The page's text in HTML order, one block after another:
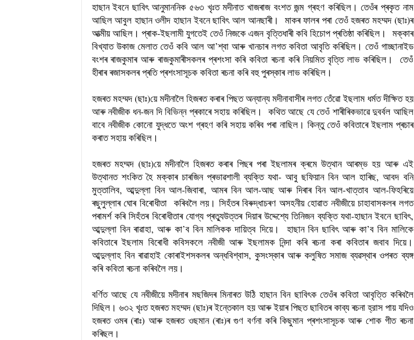
হাছান ইবনে ছাবিৎ আনুমাননিক ৫৬৩ খৃঃত মদীনাত খাজৰাজ বংশত জন্ম গ্ৰহণ কৰিছিল। তেওঁৰ প্ৰকৃত নাম
আছিল আবুল হাছান ওলীদ হাছান ইবনে ছাবিৎ আল আনছাৰী। মাকৰ ফালৰ পৰা তেওঁ হজৰত মহম্মদ (ছাঃ)ৰ
আত্মীয় আছিল। প্ৰাক-ইছলামী যুগতেই তেওঁ নিজকে এজন বৃত্তিধাৰী কবি হিচােপ প্ৰতিষ্ঠা কৰিছিল। মক্কাৰ
বিখ্যাত উকাজ মেলাত তেওঁ কবি আল আ’শ্বা আৰু খানচাৰ লগত কবিতা আবৃতি কৰিছিল। তেওঁ গাচ্ছানাইড
বংশৰ ৰাজকুমাৰ আৰু ৰাজকুমাৰীসকলৰ প্ৰশংসা কৰি কবিতা ৰচনা কৰি নিয়মিত বৃত্তি লাভ কৰিছিল। তেওঁ
হীৰাৰ ৰজাসকলৰ প্ৰতি প্ৰশংসাসূচক কবিতা ৰচনা কৰি বহু পুৰস্কাৰ লাভ কৰিছিল।
হজৰত মহম্মদ (ছাঃ)য়ে মদীনালৈ হিজৰত কৰাৰ পিছত অন্যান্য মদীনাবাসীৰ লগত তেঁৱো ইছলাম ধৰ্মত দীক্ষিত হয়
আৰু নবীজীক ধন-জন দি বিভিন্ন প্ৰকাৰে সহায় কৰিছিল। কথিত আছে যে তেওঁ শাৰীৰিকভাৱে দুবৰ্বল আছিল
বাবে নবীজীক কোনো যুদ্ধতে অংশ গ্ৰহণ কৰি সহায় কৰিব পৰা নাছিল। কিন্তু তেওঁ কবিতাৰে ইছলাম প্ৰচাৰ
কৰাত সহায় কৰিছিল।
হজৰত মহম্মদ (ছাঃ)য়ে মদীনালৈ হিজৰত কৰাৰ পিছৰ পৰা ইছলামৰ ক্ৰমে উত্থান আৰম্ভ হয় আৰু এই
উত্থানত শংকিত হৈ মক্কাৰ চাৰজিন প্ৰভাৱশালী ব্যক্তি যথা- আবু ছফিয়ান বিন আল হাৰিছ, আবদ বনি
মুত্তালিব, আব্দুল্লা বিন আল-জিবাৰা, আমৰ বিন আল-আছ আৰু দিৰাৰ বিন আল-খাত্তাব আল-ফিহৰিয়ে
ৰছুলুল্লাৰ ঘোৰ বিৰোধীতা কৰিবলৈ লয়। সিহঁতৰ বিৰুদ্ধাচৰণ অসহনীয় হোৱাত নবীজীয়ে চাহাবাসকলৰ লগত
পৰামৰ্শ কৰি সিহঁতৰ বিৰোধীতাৰ যোগ্য প্ৰত্যুউত্তৰ দিয়াৰ উদ্দেশ্যে তিনিজন ব্যক্তি যথা-হাছান ইবনে ছাবিৎ,
আব্দুল্লা বিন ৰাৱাহা, আৰু কা’ব বিন মালিকক দায়িত্ব দিয়ে। হাছান বিন ছাবিৎ আৰু কা’ব বিন মালিকে
কবিতাৰে ইছলাম বিৰোধী কবিসকলে নবীজী আৰু ইছলামক নিন্দা কৰি ৰচনা কৰা কবিতাৰ জবাব দিয়ে।
আব্দুল্লাহ বিন ৰাৱাহাই কোৰাইশসকলৰ অন্ধবিশ্বাস, কুসংস্কাৰ আৰু কলুষিত সমাজ ব্যৱস্থাৰ ওপৰত ব্যঙ্গ
কৰি কবিতা ৰচনা কৰিবলৈ লয়।
বৰ্ণিত আছে যে নবীজীয়ে মদীনাৰ মছজিদৰ মিনাৰত উঠি হাছান বিন ছাবিৎক তেওঁৰ কবিতা আবৃত্তি কৰিবলৈ
দিছিল। ৬৩২ খৃঃত হজৰত মহম্মদ (ছাঃ)ৰ ইন্তেকাল হয় আৰু ইয়াৰ পিছত ছাবিতৰ কাব্য ৰচনা হ্রাস পায় যদিও
হজৰত ওমৰ (ৰাঃ) আৰু হজৰত ওছমান (ৰাঃ)ৰ গুণ বৰ্ণনা কৰি কিছুমান প্ৰশংসাসূচক আৰু শোক গীত ৰচনা
কৰিছল।